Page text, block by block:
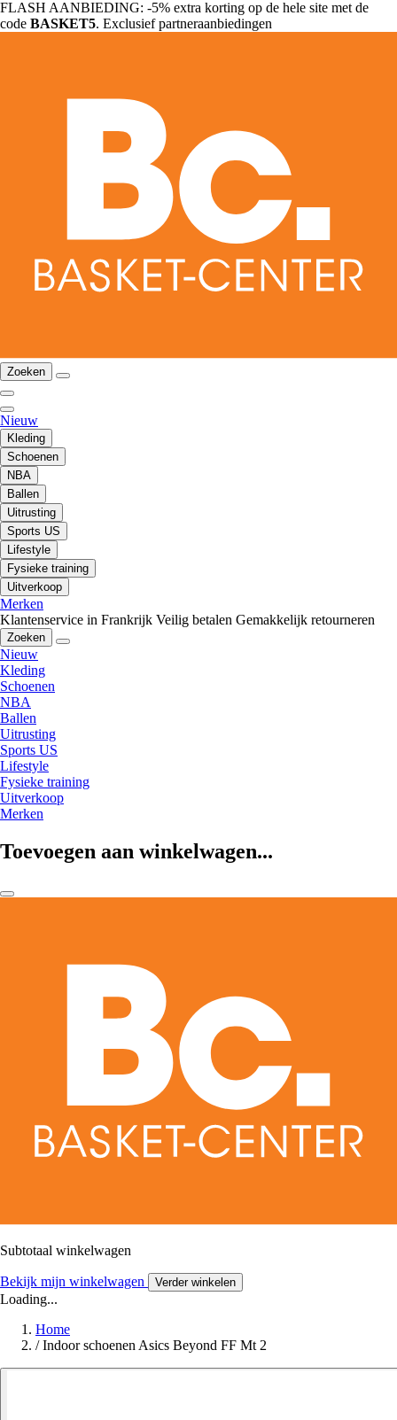
FLASH AANBIEDING: -5% extra korting op de hele site met de
code BASKET5. Exclusief partneraanbiedingen
Zoeken
Nieuw
Kleding
Schoenen
NBA
Ballen
Uitrusting
Sports US
Lifestyle
Fysieke training
Uitverkoop
Merken
Klantenservice in Frankrijk Veilig betalen Gemakkelijk retourneren
Zoeken
Nieuw
Kleding
Schoenen
NBA
Ballen
Uitrusting
Sports US
Lifestyle
Fysieke training
Uitverkoop
Merken
Toevoegen aan winkelwagen...
Subtotaal winkelwagen
Bekijk mijn winkelwagen Verder winkelen
Loading...
Home
/ Indoor schoenen Asics Beyond FF Mt 2